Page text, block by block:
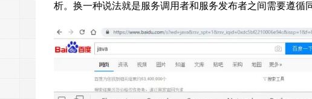
析。换一种说法就是服务调用者和服务发布者之间需要遵循